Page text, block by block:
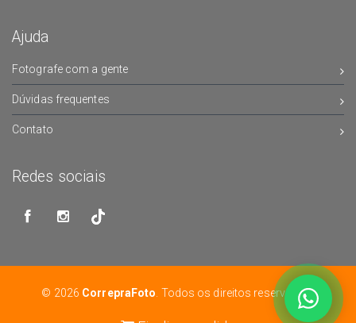
Ajuda
Fotografe com a gente
Dúvidas frequentes
Contato
Redes sociais
© 2026 CorrepraFoto . Todos os direitos reservados.